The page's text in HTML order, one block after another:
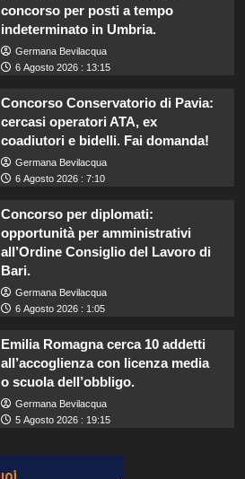
concorso per posti a tempo
indeterminato in Umbria.
Germana Bevilacqua
6 Agosto 2026 : 13:15
Concorso Conservatorio di Pavia:
cercasi operatori ATA, ex
coadiutori e bidelli. Fai domanda!
Germana Bevilacqua
6 Agosto 2026 : 7:10
Concorso per diplomati:
opportunità per amministrativi
all’Ordine Consiglio del Lavoro di
Bari.
Germana Bevilacqua
6 Agosto 2026 : 1:05
Emilia Romagna cerca 10 addetti
all’accoglienza con licenza media
o scuola dell’obbligo.
Germana Bevilacqua
5 Agosto 2026 : 19:15